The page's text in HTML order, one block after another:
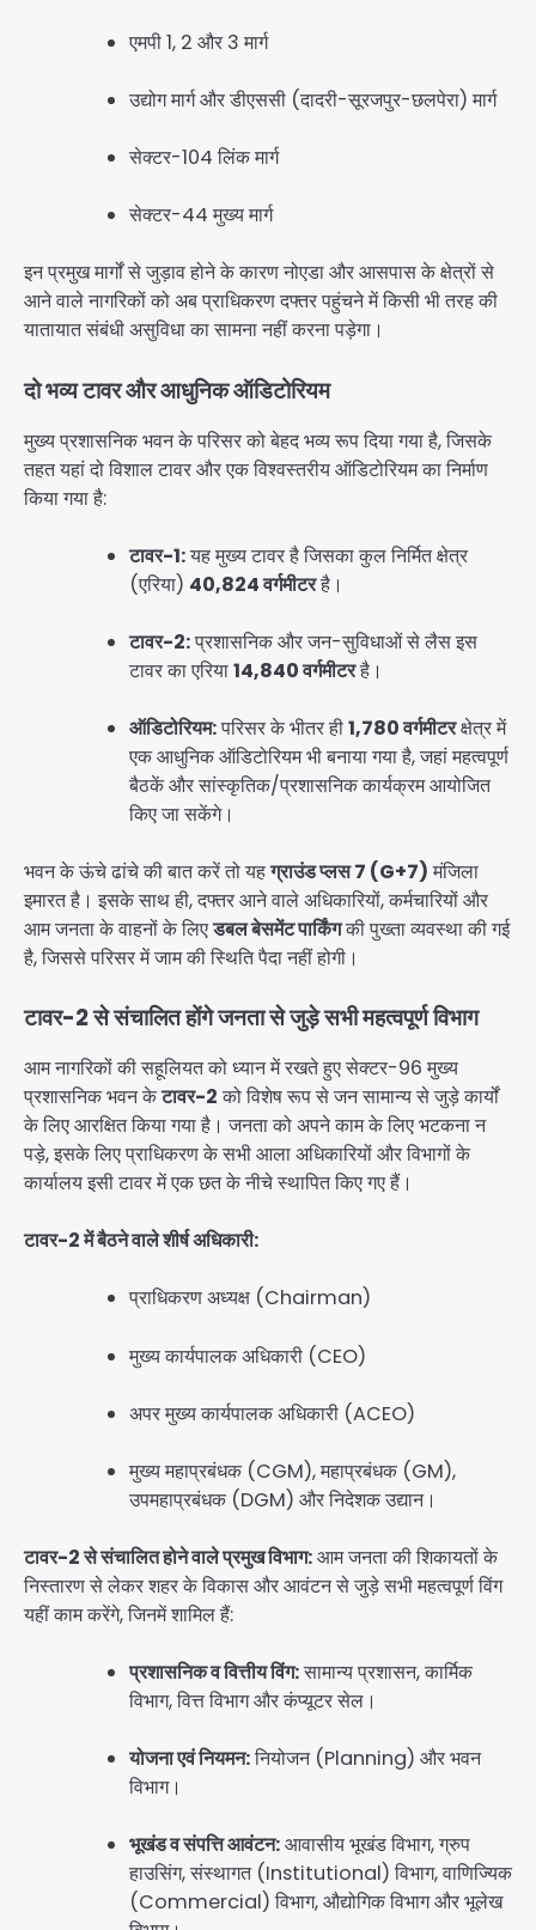
एमपी 1, 2 और 3 मार्ग
उद्योग मार्ग और डीएससी (दादरी-सूरजपुर-छलपेरा) मार्ग
सेक्टर-104 लिंक मार्ग
सेक्टर-44 मुख्य मार्ग
इन प्रमुख मार्गों से जुड़ाव होने के कारण नोएडा और आसपास के क्षेत्रों से
आने वाले नागरिकों को अब प्राधिकरण दफ्तर पहुंचने में किसी भी तरह की
यातायात संबंधी असुविधा का सामना नहीं करना पड़ेगा।
दो भव्य टावर और आधुनिक ऑडिटोरियम
मुख्य प्रशासनिक भवन के परिसर को बेहद भव्य रूप दिया गया है, जिसके
तहत यहां दो विशाल टावर और एक विश्वस्तरीय ऑडिटोरियम का निर्माण
किया गया है:
टावर-1:यह मुख्य टावर है जिसका कुल निर्मित क्षेत्र
(एरिया) 40,824 वर्गमीटरहै।
टावर-2:प्रशासनिक और जन-सुविधाओं से लैस इस
टावर का एरिया14,840 वर्गमीटरहै।
ऑडिटोरियम:परिसर के भीतर ही1,780 वर्गमीटरक्षेत्र में
एक आधुनिक ऑडिटोरियम भी बनाया गया है, जहां महत्वपूर्ण
बैठकें और सांस्कृतिक/प्रशासनिक कार्यक्रम आयोजित
किए जा सकेंगे।
भवन के ऊंचे ढांचे की बात करें तो यहग्राउंड प्लस 7 (G+7)मंजिला
इमारत है। इसके साथ ही, दफ्तर आने वाले अधिकारियों, कर्मचारियों और
आम जनता के वाहनों के लिएडबल बेसमेंट पार्किंगकी पुख्ता व्यवस्था की गई
है, जिससे परिसर में जाम की स्थिति पैदा नहीं होगी।
टावर-2 से संचालित होंगे जनता से जुड़े सभी महत्वपूर्ण विभाग
आम नागरिकों की सहूलियत को ध्यान में रखते हुए सेक्टर-96 मुख्य
प्रशासनिक भवन केटावर-2को विशेष रूप से जन सामान्य से जुड़े कार्यों
के लिए आरक्षित किया गया है। जनता को अपने काम के लिए भटकना न
पड़े, इसके लिए प्राधिकरण के सभी आला अधिकारियों और विभागों के
कार्यालय इसी टावर में एक छत के नीचे स्थापित किए गए हैं।
टावर-2 में बैठने वाले शीर्ष अधिकारी:
प्राधिकरण अध्यक्ष (Chairman)
मुख्य कार्यपालक अधिकारी (CEO)
अपर मुख्य कार्यपालक अधिकारी (ACEO)
मुख्य महाप्रबंधक (CGM), महाप्रबंधक (GM),
उपमहाप्रबंधक (DGM) और निदेशक उद्यान।
टावर-2 से संचालित होने वाले प्रमुख विभाग:आम जनता की शिकायतों के
निस्तारण से लेकर शहर के विकास और आवंटन से जुड़े सभी महत्वपूर्ण विंग
यहीं काम करेंगे, जिनमें शामिल हैं:
प्रशासनिक व वित्तीय विंग:सामान्य प्रशासन, कार्मिक
विभाग, वित्त विभाग और कंप्यूटर सेल।
योजना एवं नियमन:नियोजन (Planning) और भवन
विभाग।
भूखंड व संपत्ति आवंटन:आवासीय भूखंड विभाग, ग्रुप
हाउसिंग, संस्थागत (Institutional) विभाग, वाणिज्यिक
(Commercial) विभाग, औद्योगिक विभाग और भूलेख